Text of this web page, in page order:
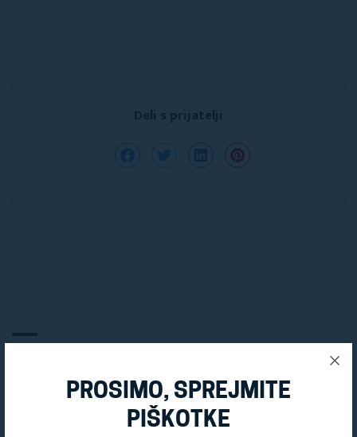
Deli s prijatelji
PROSIMO, SPREJMITE
PIŠKOTKE